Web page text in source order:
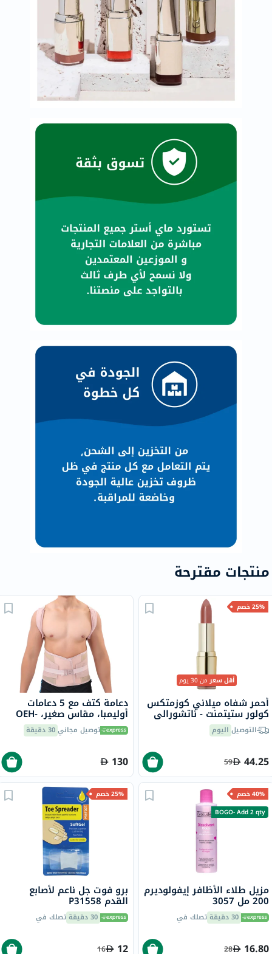
منتجات مقترحة
25% خصم
أقل سعرمن 30 يوم
أحمر شفاه ميلاني كوزمتكس
كولور ستيتمنت - ناتشورالي
شيك/25التوصيل اليوم
44.25
59
دعامة كتف مع 5 دعامات
أوليمبا، مقاس صغير، OEH-
411 توصيل مجاني30 دقيقة
130
40% خصم
BOGO- Add 2 qty
مزيل طلاء الأظافر إيفولوديرم
200 مل 3057
30 دقيقة تصلك في
16.80
28
25% خصم
برو فوت جل ناعم لأصابع
القدم P31558
30 دقيقة تصلك في
12
16